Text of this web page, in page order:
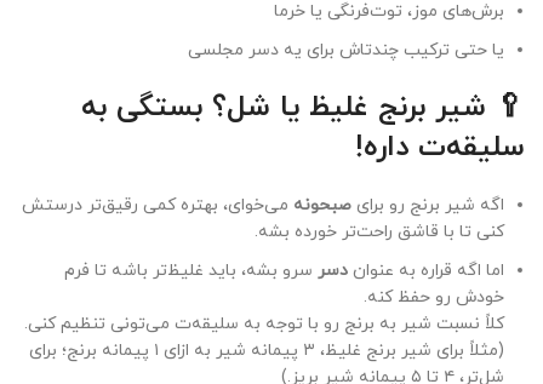
برش‌های موز، توت‌فرنگی یا خرما
یا حتی ترکیب چندتاش برای یه دسر مجلسی
🥄 شیر برنج غلیظ یا شل؟ بستگی به
سلیقه‌ت داره!
اگه شیر برنج رو برای صبحونه می‌خوای، بهتره کمی رقیق‌تر درستش
کنی تا با قاشق راحت‌تر خورده بشه.
اما اگه قراره به عنوان دسر سرو بشه، باید غلیظ‌تر باشه تا فرم
خودش رو حفظ کنه.
کلاً نسبت شیر به برنج رو با توجه به سلیقه‌ت می‌تونی تنظیم کنی.
(مثلاً برای شیر برنج غلیظ، ۳ پیمانه شیر به ازای ۱ پیمانه برنج؛ برای
شل‌تر، ۴ تا ۵ پیمانه شیر بریز.)